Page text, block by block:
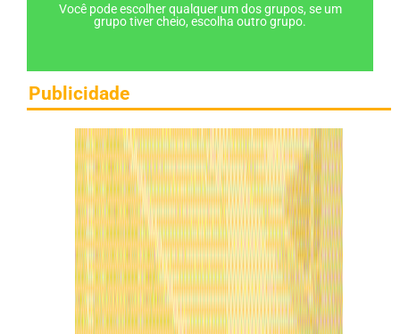
Você pode escolher qualquer um dos grupos, se um
grupo tiver cheio, escolha outro grupo.
Publicidade